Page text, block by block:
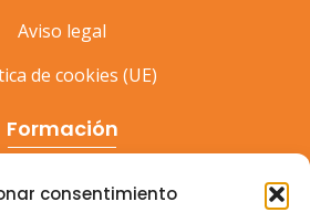
consentimiento
Aviso legal
de cookies (UE)
Formación